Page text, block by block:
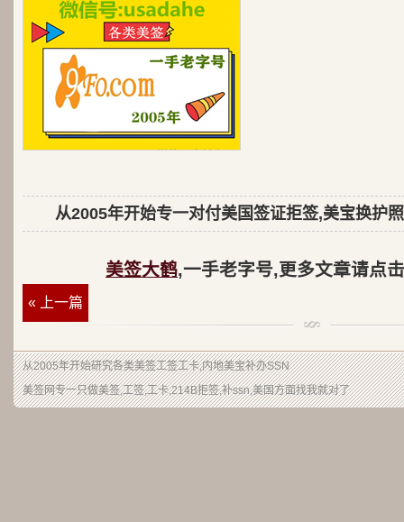
从2005年开始专一对付美国签证拒签,美宝换护
美签大鹤,一手老字号,更多文章请点击
« 上一篇
从2005年开始研究各类美签工签工卡,内地美宝补办SSN
美签网专一只做美签,工签,工卡,214B拒签,补ssn,美国方面找我就对了